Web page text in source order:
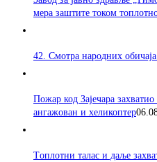
мера заштите током
42. Смотра народних
Пожар код Зајечара
ангажован и хеликоптер
Tоплотни талас и даље